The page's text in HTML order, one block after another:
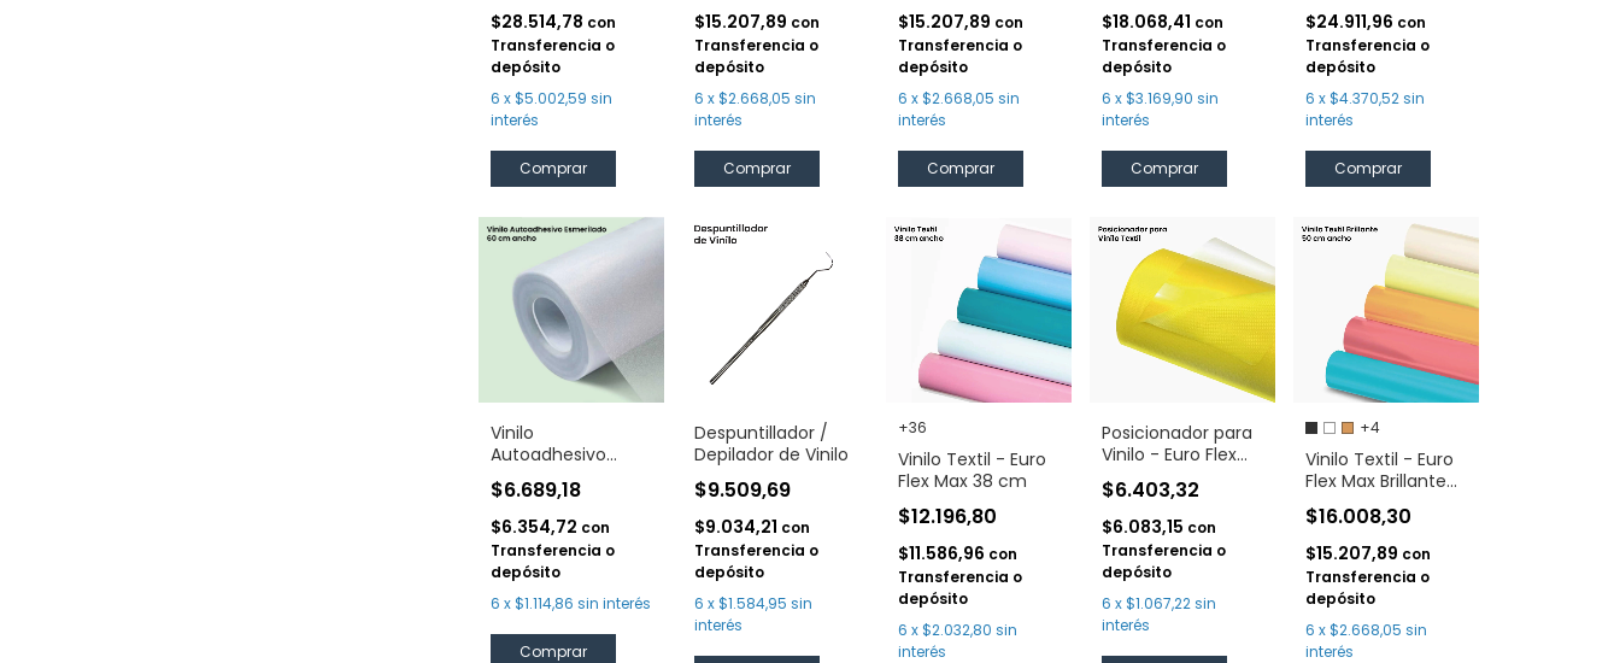
$28.514,78 con
Transferencia o
depósito
6 x$5.002,59 sin
interés
Comprar
$15.207,89 con
Transferencia o
depósito
6 x$2.668,05 sin
interés
Comprar
$15.207,89 con
Transferencia o
depósito
6 x$2.668,05 sin
interés
Comprar
$18.068,41 con
Transferencia o
depósito
6 x$3.169,90 sin
interés
Comprar
$24.911,96 con
Transferencia o
depósito
6 x$4.370,52sin
interés
Comprar
Vinilo
Autoadhesivo
Esmerilado Cristal
60 cm
$6.689,18
$6.354,72 con
Transferencia o
depósito
6 x$1.114,86 sin interés
Despuntillador /
Depilador de Vinilo
$9.509,69
$9.034,21 con
Transferencia o
depósito
6 x$1.584,95 sin
interés
+36
Vinilo Textil - Euro
Flex Max 38 cm
$12.196,80
$11.586,96 con
Transferencia o
depósito
6 x$2.032,80 sin
interés
Posicionador para
Vinilo - Euro Flex
Ttd
$6.403,32
$6.083,15 con
Transferencia o
depósito
6 x$1.067,22sin
interés
+4
Vinilo Textil - Euro
Flex Max Brillante
50 cm
$16.008,30
$15.207,89 con
Transferencia o
depósito
6 x$2.668,05 sin
interés